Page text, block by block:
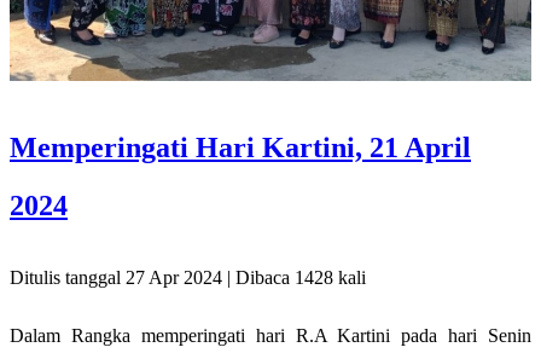
Memperingati Hari Kartini, 21 April
2024
Ditulis tanggal 27 Apr 2024 | Dibaca 1428 kali
Dalam Rangka memperingati hari R.A Kartini pada hari Senin